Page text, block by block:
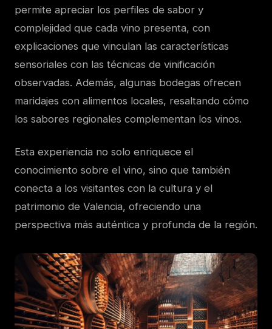
permite apreciar los perfiles de sabor y
complejidad que cada vino presenta, con
explicaciones que vinculan las características
sensoriales con las técnicas de vinificación
observadas. Además, algunas bodegas ofrecen
maridajes con alimentos locales, resaltando cómo
los sabores regionales complementan los vinos.
Esta experiencia no solo enriquece el
conocimiento sobre el vino, sino que también
conecta a los visitantes con la cultura y el
patrimonio de Valencia, ofreciendo una
perspectiva más auténtica y profunda de la región.